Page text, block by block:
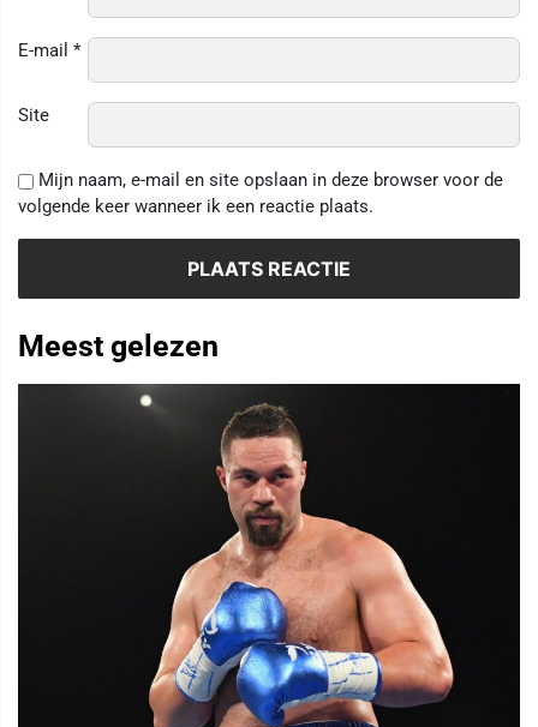
E-mail *
Site
Mijn naam, e-mail en site opslaan in deze browser voor de
volgende keer wanneer ik een reactie plaats.
Meest gelezen